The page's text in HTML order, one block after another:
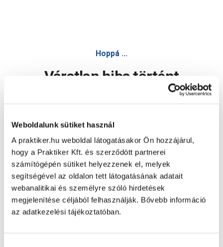
Weboldalunk sütiket használ
A praktiker.hu weboldal látogatásakor Ön hozzájárul,
hogy a Praktiker Kft. és szerződött partnerei
számítógépén sütiket helyezzenek el, melyek
segítségével az oldalon tett látogatásának adatait
webanalitikai és személyre szóló hirdetések
megjelenítése céljából felhasználják. Bővebb információ
az adatkezelési tájékoztatóban.
Hoppá ...
Váratlan hiba történt
Oldal újratöltése